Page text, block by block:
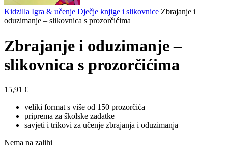
Kidzilla Igra & učenje Dječje knjige i slikovnice Zbrajanje i
oduzimanje – slikovnica s prozorčićima
Zbrajanje i oduzimanje –
slikovnica s prozorčićima
15,91 €
veliki format s više od 150 prozorčića
priprema za školske zadatke
savjeti i trikovi za učenje zbrajanja i oduzimanja
Nema na zalihi